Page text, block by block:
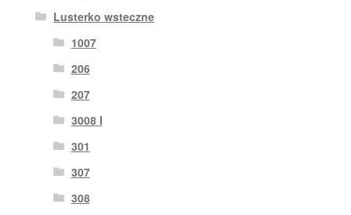
Lusterko wsteczne
1007
206
207
3008 I
301
307
308